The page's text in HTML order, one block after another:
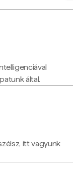
által.
itt vagyunk